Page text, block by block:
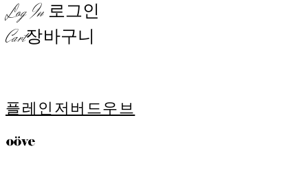
Log In 로그인
Cart장바구니
플레인저버드우브